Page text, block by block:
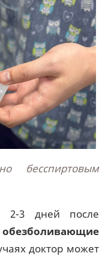
бесспиртовым
2-3 дней после
обезболивающие
доктор может